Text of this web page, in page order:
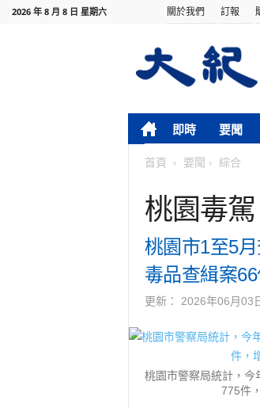
2026 年 8 月 8 日 星期六 關於我們 訂報
即時 要聞
首頁 要聞 綜合
桃園毒
桃園市1至5
毒品查緝案
更新： 2026年06月03
桃園市警察局統計，今
775件